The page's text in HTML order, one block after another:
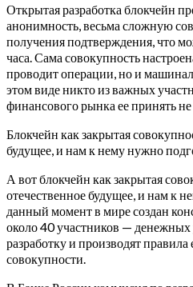
Открытая разработка блокчейн
анонимность, весьма сложную
получения подтверждения, что
часа. Сама совокупность
проводит операции, но и
этом виде никто из важных
финансового рынка ее принять не
Блокчейн как закрытая
будущее, и нам к нему нужно
А вот блокчейн как закрытая
отечественное будущее, и нам к
данный момент в мире создан
около 40 участников —
разработку и производят
совокупности.